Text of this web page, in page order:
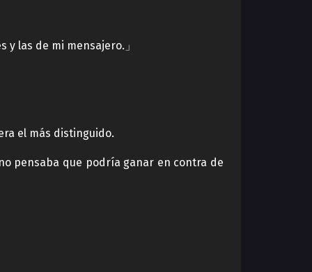
las de mi mensajero.」
el más distinguido.
pensaba que podría ganar en contra de